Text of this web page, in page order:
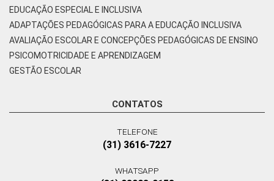
EDUCAÇÃO ESPECIAL E INCLUSIVA
ADAPTAÇÕES PEDAGÓGICAS PARA A EDUCAÇÃO INCLUSIVA
AVALIAÇÃO ESCOLAR E CONCEPÇÕES PEDAGÓGICAS DE ENSINO
PSICOMOTRICIDADE E APRENDIZAGEM
GESTÃO ESCOLAR
CONTATOS
TELEFONE
(31) 3616-7227
WHATSAPP